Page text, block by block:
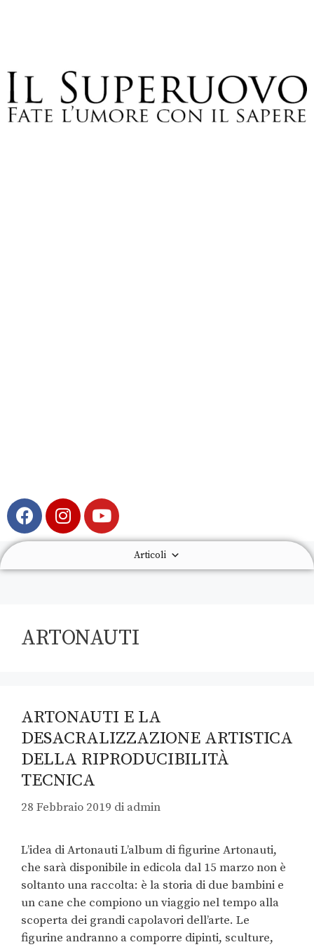
Articoli
ARTONAUTI
ARTONAUTI E LA
DESACRALIZZAZIONE ARTISTICA
DELLA RIPRODUCIBILITÀ
TECNICA
28 Febbraio 2019 di admin
L’idea di Artonauti L’album di figurine Artonauti,
che sarà disponibile in edicola dal 15 marzo non è
soltanto una raccolta: è la storia di due bambini e
un cane che compiono un viaggio nel tempo alla
scoperta dei grandi capolavori dell’arte. Le
figurine andranno a comporre dipinti, sculture,